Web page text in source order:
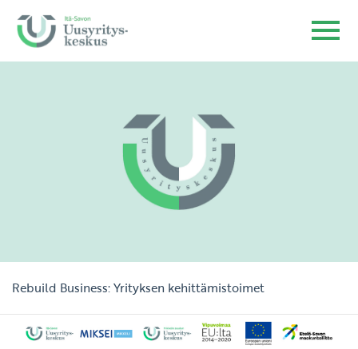
Rebuild Business: Yrityksen kehittämistoimet